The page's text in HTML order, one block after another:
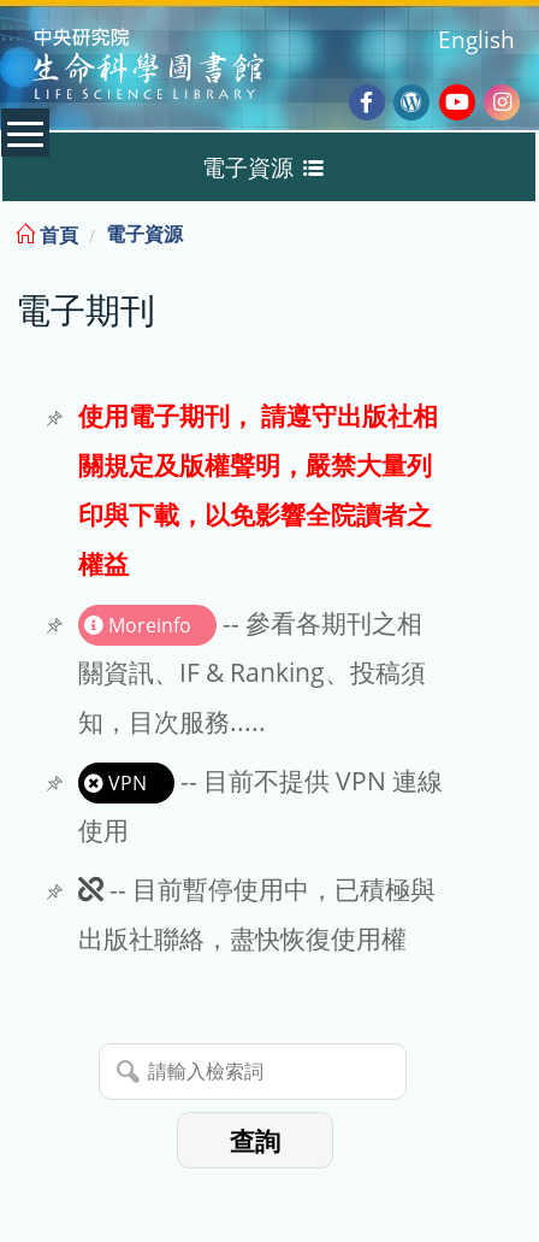
:::
Facebook
Wordpress
English
電子資源
電子期刊
試用
文章處理費
EndNote
首頁 電子資源
電子期刊
使用電子期刊， 請遵守出版社相
關規定及版權聲明，嚴禁大量列
印與下載，以免影響全院讀者之
權益
Moreinfo
-- 參看各期刊之相
關資訊、IF & Ranking、投稿須
知，目次服務.....
VPN
-- 目前不提供 VPN 連線
使用
此
期
暫
停
-- 目前暫停使用中，已積極與
出版社聯絡，盡快恢復使用權
請
輸
查詢